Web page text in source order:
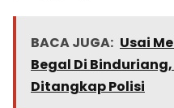
BACA JUGA: Usai
Begal Di
Ditangkap Polisi